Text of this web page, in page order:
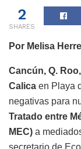
2
SHARES
Por Melisa
Cancún, Q.
Calica en Playa
negativas para
Tratado entre
MEC) a
secretario de